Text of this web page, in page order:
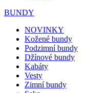
BUNDY
NOVINKY
Kožené bundy
Podzimní bundy
Džínové bundy
Kabáty
Vesty
Zimní bundy